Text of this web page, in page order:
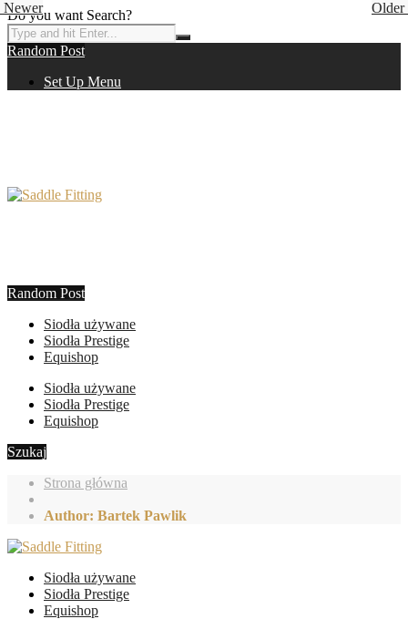
Do you want Search?
Random Post
Set Up Menu
Random Post
Siodła używane
Siodła Prestige
Equishop
Siodła używane
Siodła Prestige
Equishop
Szukaj
Strona główna
Author: Bartek Pawlik
Siodła używane
Siodła Prestige
Equishop
Older
Newer